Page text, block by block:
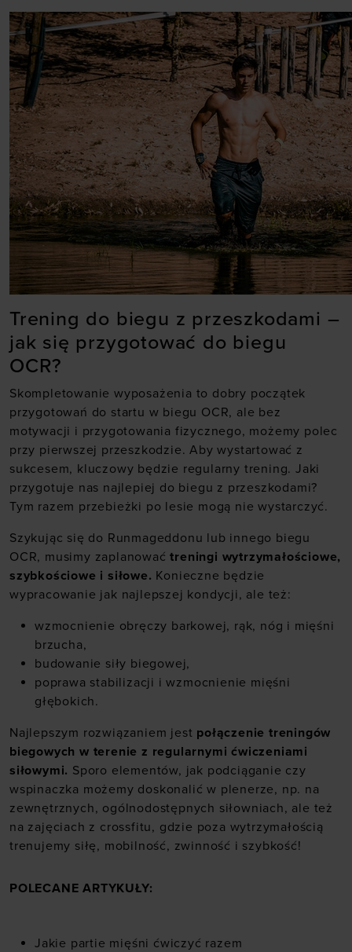
Trening do biegu z przeszkodami –
jak się przygotować do biegu
OCR?
Skompletowanie wyposażenia to dobry początek
przygotowań do startu w biegu OCR, ale bez
motywacji i przygotowania fizycznego, możemy polec
przy pierwszej przeszkodzie. Aby wystartować z
sukcesem, kluczowy będzie regularny trening. Jaki
przygotuje nas najlepiej do biegu z przeszkodami?
Tym razem przebieżki po lesie mogą nie wystarczyć.
Szykując się do Runmageddonu lub innego biegu
OCR, musimy zaplanowaćtreningi wytrzymałościowe,
szybkościowe i siłowe. Konieczne będzie
wypracowanie jak najlepszej kondycji, ale też:
wzmocnienie obręczy barkowej, rąk, nóg i mięśni
brzucha,
budowanie siły biegowej,
poprawa stabilizacji i wzmocnienie mięśni
głębokich.
Najlepszym rozwiązaniem jest połączenie treningów
biegowych w terenie z regularnymi ćwiczeniami
siłowymi. Sporo elementów, jak podciąganie czy
wspinaczka możemy doskonalić w plenerze, np. na
zewnętrznych, ogólnodostępnych siłowniach, ale też
na zajęciach z crossfitu, gdzie poza wytrzymałością
trenujemy siłę, mobilność, zwinność i szybkość!
POLECANE ARTYKUŁY:
Jakie partie mięśni ćwiczyć razem